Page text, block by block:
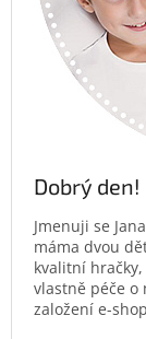
Dobrý den!
Jmenuji se
máma dvou
kvalitní
vlastně péče o
založení e-